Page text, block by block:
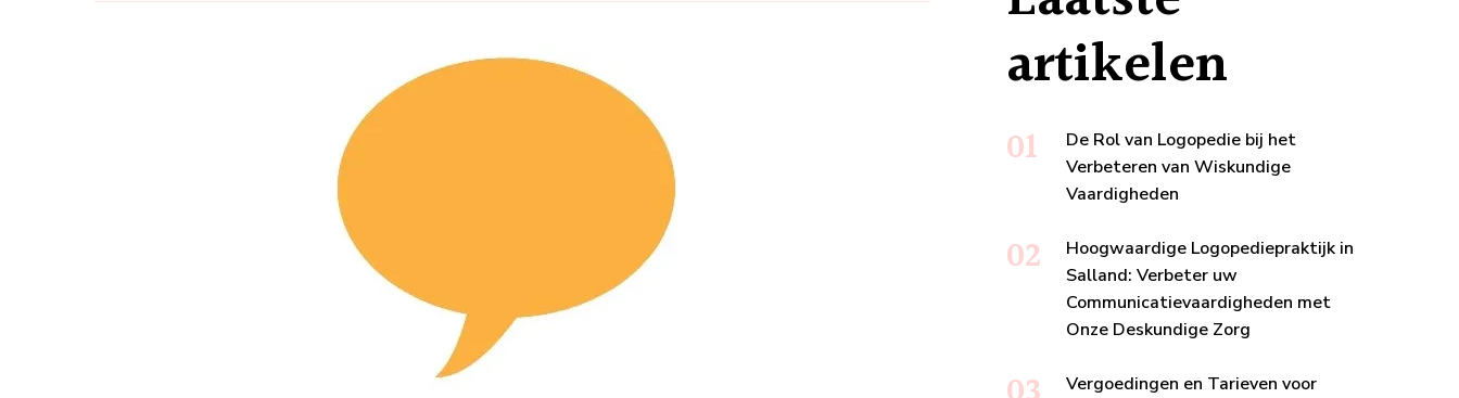
artikelen
De Rol van Logopedie bij het
Verbeteren van Wiskundige
Vaardigheden
Hoogwaardige Logopediepraktijk in
Salland: Verbeter uw
Communicatievaardigheden met
Onze Deskundige Zorg
Vergoedingen en Tarieven voor